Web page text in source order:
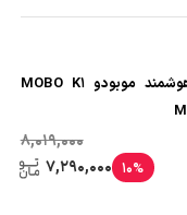
ساعت هوشمند موبودو MOBO K1
8,019,000
10%
7,290,000